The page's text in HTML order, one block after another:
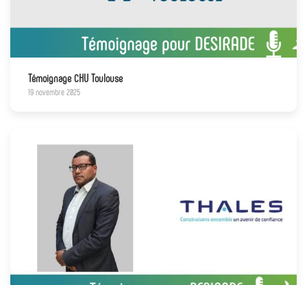
Témoignage CHU Toulouse
19 novembre 2025